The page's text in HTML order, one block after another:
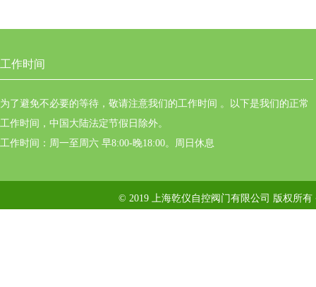
工作时间
为了避免不必要的等待，敬请注意我们的工作时间 。以下是我们的正常
工作时间，中国大陆法定节假日除外。
工作时间：周一至周六 早8:00-晚18:00。周日休息
© 2019 上海乾仪自控阀门有限公司 版权所有